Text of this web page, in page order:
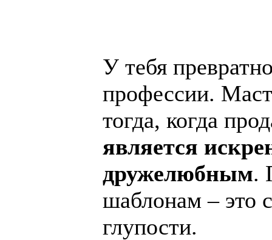
У тебя
профессии.
тогда, когда
является
дружелюбным.
шаблонам – это
глупости.